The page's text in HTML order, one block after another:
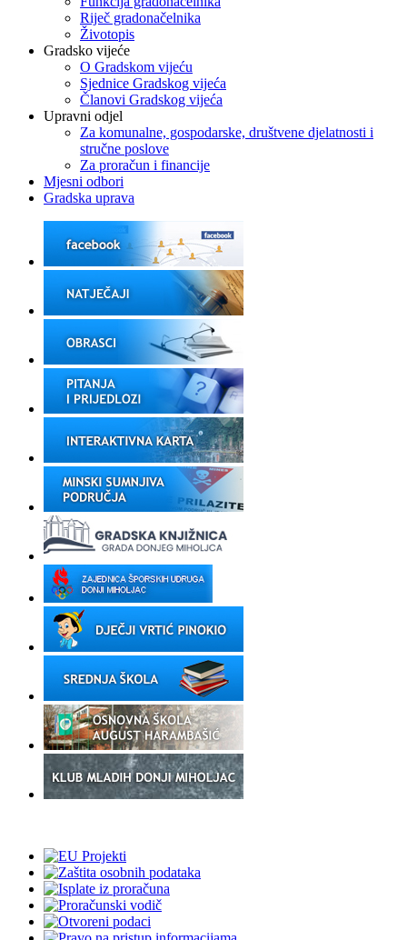
Riječ gradonačelnika
Životopis
Gradsko vijeće
O Gradskom vijeću
Sjednice Gradskog vijeća
Članovi Gradskog vijeća
Upravni odjel
Za komunalne, gospodarske, društvene djelatnosti i
stručne poslove
Za proračun i financije
Mjesni odbori
Gradska uprava